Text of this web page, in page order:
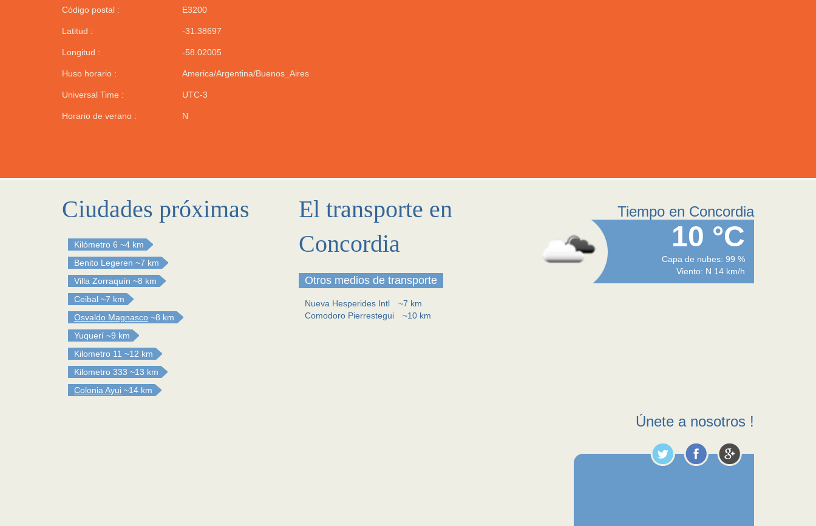
Código postal : E3200
Latitud : -31.38697
Longitud : -58.02005
Huso horario : America/Argentina/Buenos_Aires
Universal Time : UTC-3
Horario de verano : N
Ciudades próximas
Kilómetro 6 ~4 km
Benito Legeren ~7 km
Villa Zorraquín ~8 km
Ceibal ~7 km
Osvaldo Magnasco ~8 km
Yuquerí ~9 km
Kilometro 11 ~12 km
Kilometro 333 ~13 km
Colonia Ayui ~14 km
El transporte en
Concordia
Otros medios de transporte
Nueva Hesperides Intl
~7 km
Comodoro Pierrestegui
~10 km
Tiempo en Concordia
10 °C
Capa de nubes: 99 %
Viento: N 14 km/h
Únete a nosotros !